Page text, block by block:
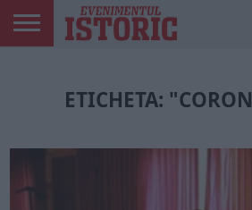
TIPĂRITE
PLAYETICHETA: